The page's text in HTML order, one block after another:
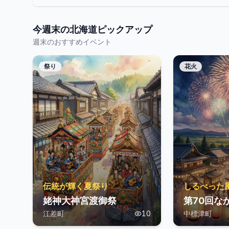
今週末の北海道ピックアップ
週末のおすすめイベント
祭り
伝統が輝く夏祭り
姥神大神宮渡御祭
江差町 10
花火
しるべった
第70回な
中標津町